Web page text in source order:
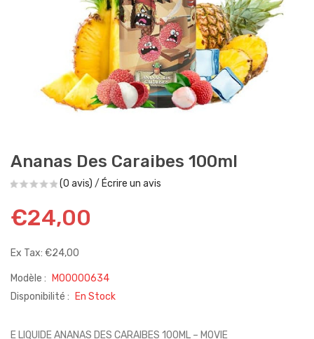
Ananas Des Caraibes 100ml
(0 avis) / Écrire un avis
€24,00
Ex Tax: €24,00
Modèle :
M00000634
Disponibilité :
En Stock
E LIQUIDE ANANAS DES CARAIBES 100ML – MOVIE